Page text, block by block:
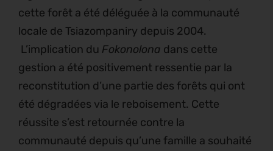
cette forêt a été déléguée à la communauté
locale de Tsiazompaniry depuis 2004.
L’implication du Fokonolona dans cette
gestion a été positivement ressentie par la
reconstitution d’une partie des forêts qui ont
été dégradées via le reboisement. Cette
réussite s’est retournée contre la
communauté depuis qu’une famille a souhaité